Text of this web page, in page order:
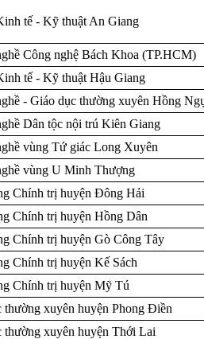
tế - Kỹ thuật An Giang
Công nghệ Bách Khoa (TP.HCM)
tế - Kỹ thuật Hậu Giang
- Giáo dục thường xuyên Hồng
Dân tộc nội trú Kiên Giang
vùng Tứ giác Long Xuyên
vùng U Minh Thượng
Chính trị huyện Đông Hải
Chính trị huyện Hồng Dân
Chính trị huyện Gò Công Tây
Chính trị huyện Kế Sách
Chính trị huyện Mỹ Tú
thường xuyên huyện Phong Điền
thường xuyên huyện Thới Lai